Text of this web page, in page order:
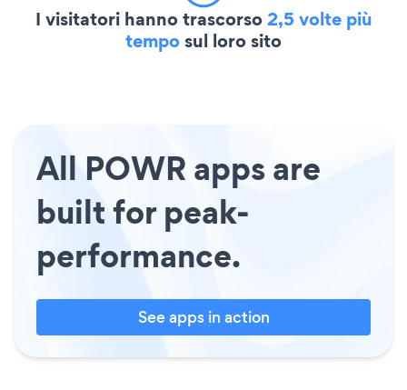
I visitatori hanno trascorso2,5 volte più
temposul loro sito
All POWR apps are
built for peak-
performance.
See apps in action